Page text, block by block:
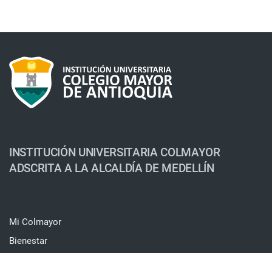
INSTITUCIÓN UNIVERSITARIA COLMAYOR
ADSCRITA A LA ALCALDÍA DE MEDELLÍN
Mi Colmayor
Bienestar